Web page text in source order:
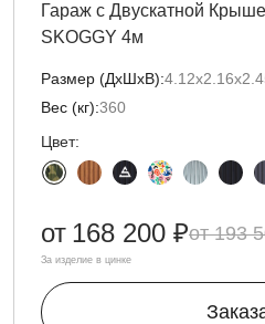
Гараж с Двускатной
SKOGGY 4м
Размер (ДxШxВ):
Вес (кг):360
Цвет:
193
от 168 200 ₽
За изделие в цинке